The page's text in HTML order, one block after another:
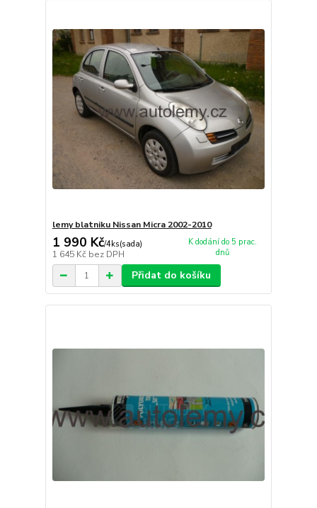
lemy blatniku Nissan Micra 2002-2010
1 990 Kč/4ks(sada)
1 645 Kč bez DPH
K dodání do 5 prac.
dnů
Přidat do košíku